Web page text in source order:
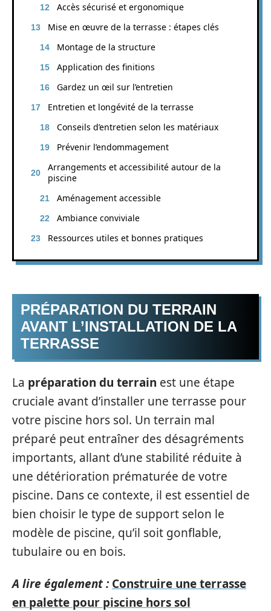
Accès sécurisé et ergonomique
Mise en œuvre de la terrasse : étapes clés
Montage de la structure
Application des finitions
Gardez un œil sur l’entretien
Entretien et longévité de la terrasse
Conseils d’entretien selon les matériaux
Prévenir l’endommagement
Arrangements et accessibilité autour de la
piscine
Aménagement accessible
Ambiance conviviale
Ressources utiles et bonnes pratiques
PRÉPARATION DU TERRAIN
AVANT L’INSTALLATION DE LA
TERRASSE
La préparation du terrain est une étape
cruciale avant d’installer une terrasse pour
votre piscine hors sol. Un terrain mal
préparé peut entraîner des désagréments
importants, allant d’une stabilité réduite à
une détérioration prématurée de votre
piscine. Dans ce contexte, il est essentiel de
bien choisir le type de support selon le
modèle de piscine, qu’il soit gonflable,
tubulaire ou en bois.
A lire également : Construire une terrasse
en palette pour piscine hors sol